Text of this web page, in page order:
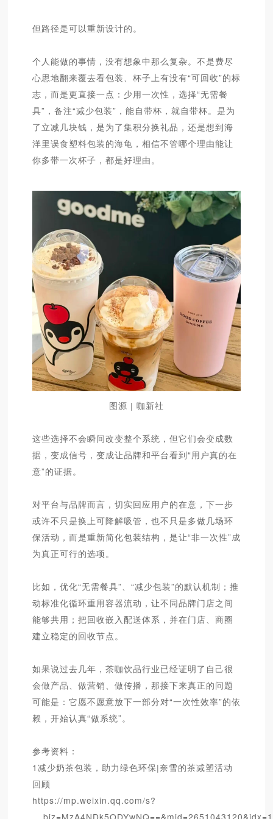
但路径是可以重新设计的。
个人能做的事情，没有想象中那么复杂。不是费尽
心思地翻来覆去看包装、杯子上有没有“可回收”的标
志，而是更直接一点：少用一次性，选择“无需餐
具”，备注“减少包装”，能自带杯，就自带杯。是为
了立减几块钱，是为了集积分换礼品，还是想到海
洋里误食塑料包装的海龟，相信不管哪个理由能让
你多带一次杯子，都是好理由。
图源 | 咖新社
这些选择不会瞬间改变整个系统，但它们会变成数
据，变成信号，变成让品牌和平台看到“用户真的在
意”的证据。
对平台与品牌而言，切实回应用户的在意，下一步
或许不只是换上可降解吸管，也不只是多做几场环
保活动，而是重新简化包装结构，是让“非一次性”成
为真正可行的选项。
比如，优化“无需餐具”、“减少包装”的默认机制；推
动标准化循环重用容器流动，让不同品牌门店之间
能够共用；把回收嵌入配送体系，并在门店、商圈
建立稳定的回收节点。
如果说过去几年，茶咖饮品行业已经证明了自己很
会做产品、做营销、做传播，那接下来真正的问题
可能是：它愿不愿意放下一部分对“一次性效率”的依
赖，开始认真“做系统”。
参考资料：
1减少奶茶包装，助力绿色环保|奈雪的茶减塑活动
回顾
https://mp.weixin.qq.com/s?